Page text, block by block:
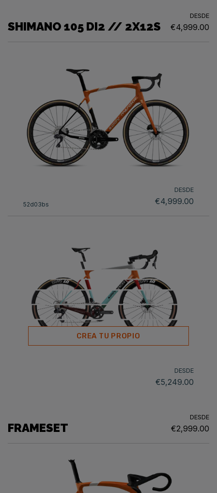
SHIMANO 105 DI2 // 2X12S
DESDE
€4,999.00
52d03bs
DESDE
€4,999.00
CREA TU PROPIO
DESDE
€5,249.00
FRAMESET
DESDE
€2,999.00